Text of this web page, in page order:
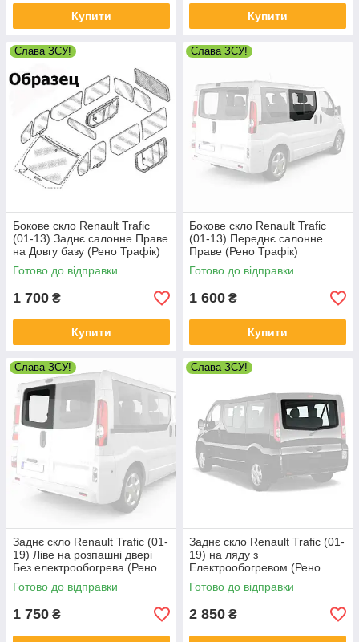
Купити Купити
Слава ЗСУ!
Бокове скло Renault Trafic
(01-13) Заднє салонне Праве
на Довгу базу (Рено Трафік)
Готово до відправки
1 700 ₴
Купити
Слава ЗСУ!
Бокове скло Renault Trafic
(01-13) Переднє салонне
Праве (Рено Трафік)
Готово до відправки
1 600 ₴
Купити
Слава ЗСУ!
Заднє скло Renault Trafic (01-
19) Ліве на розпашні двері
Без електрообогрева (Рено
Трафік)
Готово до відправки
1 750 ₴
Слава ЗСУ!
Заднє скло Renault Trafic (01-
19) на ляду з
Електрообогревом (Рено
Трафік)
Готово до відправки
2 850 ₴